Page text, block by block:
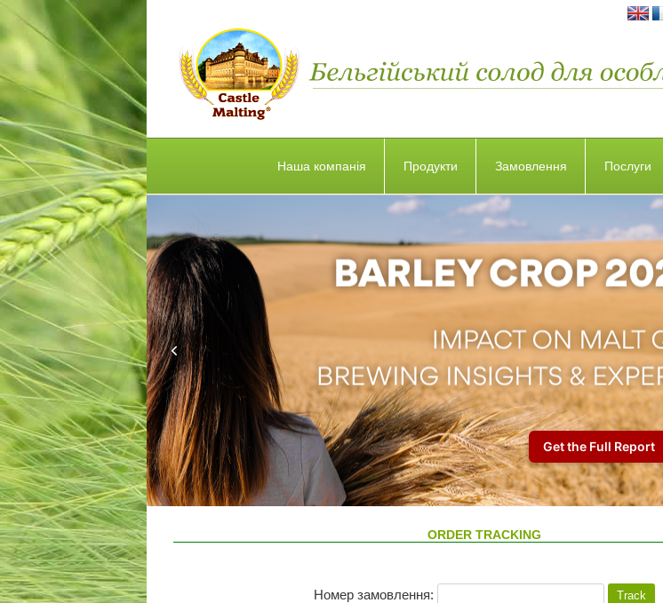
Наша компанія Продукти Замовлення Послуги
ORDER TRACKING
Номер замовлення: